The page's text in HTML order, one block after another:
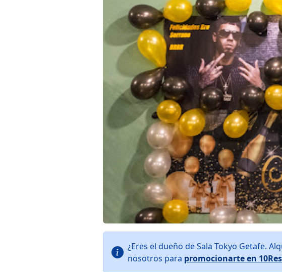
¿Eres el dueño de Sala Tokyo Getafe.
nosotros para promocionarte en